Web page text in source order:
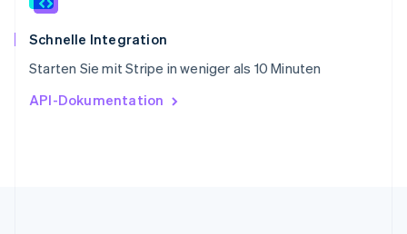
Schnelle Integration
Starten Sie mit Stripe in weniger als 10 Minuten
API-Dokumentation
Thailand
ไทยEnglish
English
English